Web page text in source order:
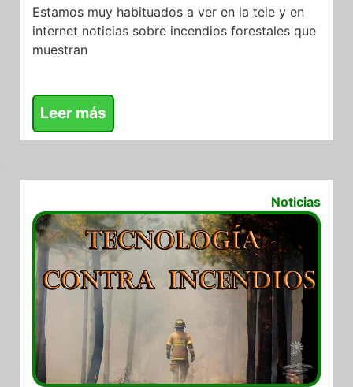
Estamos muy habituados a ver en la tele y en
internet noticias sobre incendios forestales que
muestran
Leer más
Noticias